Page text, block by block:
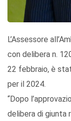
L’Assessore
con delibera n.
22 febbraio, è
per il 2024.
“Dopo
delibera di giunta